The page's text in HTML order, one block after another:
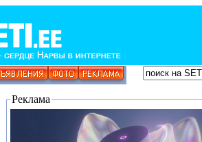
Реклама